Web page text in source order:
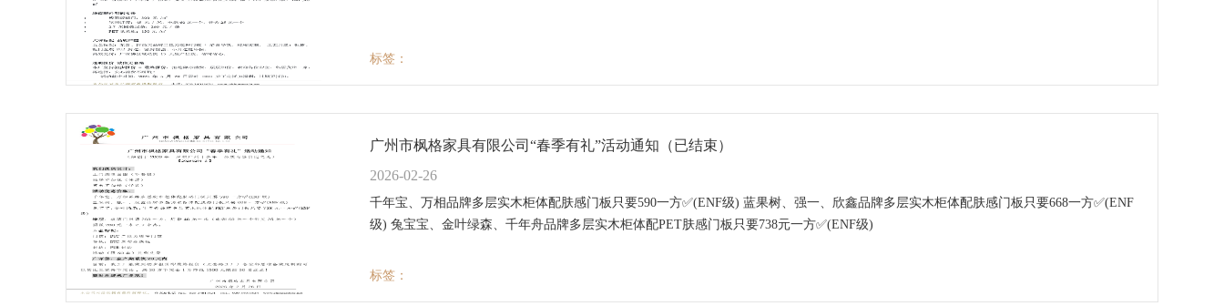
标签：
广州市枫格家具有限公司“春季有礼”活动通知（已结束）
2026-02-26
千年宝、万相品牌多层实木柜体配肤感门板只要590一方✅(ENF级) 蓝果树、强一、欣鑫品牌多层实木柜体配肤感门板只要668一方✅(ENF
级) 兔宝宝、金叶绿森、千年舟品牌多层实木柜体配PET肤感门板只要738元一方✅(ENF级)
标签：